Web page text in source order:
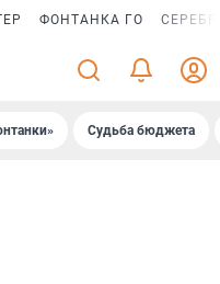
ФОНТАНКА ГО
Судьба бюджета